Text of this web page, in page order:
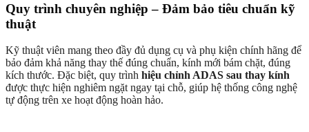
Quy trình chuyên nghiệp – Đảm bảo tiêu chuẩn kỹ
thuật
Kỹ thuật viên mang theo đầy đủ dụng cụ và phụ kiện chính hãng để
bảo đảm khả năng thay thế đúng chuẩn, kính mới bám chặt, đúng
kích thước. Đặc biệt, quy trình hiệu chỉnh ADAS sau thay kính
được thực hiện nghiêm ngặt ngay tại chỗ, giúp hệ thống công nghệ
tự động trên xe hoạt động hoàn hảo.